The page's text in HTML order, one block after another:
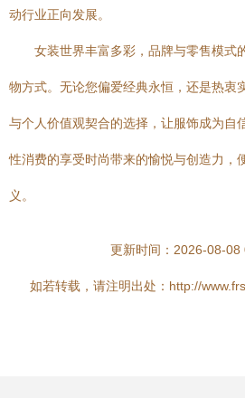
动行业正向发展。
女装世界丰富多彩，品牌与零售模式
物方式。无论您偏爱经典永恒，还是热衷
与个人价值观契合的选择，让服饰成为自
性消费的享受时尚带来的愉悦与创造力，
义。
更新时间：2026-08-08
如若转载，请注明出处：http://